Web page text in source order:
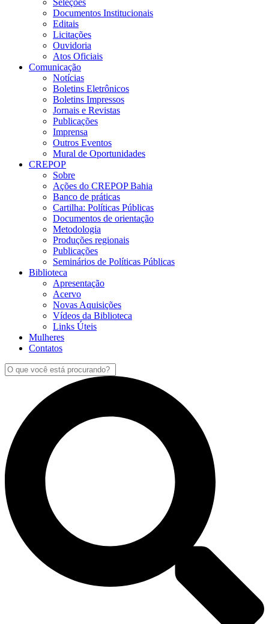
Seleções
Documentos Institucionais
Editais
Licitações
Ouvidoria
Atos Oficiais
Comunicação
Notícias
Boletins Eletrônicos
Boletins Impressos
Jornais e Revistas
Publicações
Imprensa
Outros Eventos
Mural de Oportunidades
CREPOP
Sobre
Ações do CREPOP Bahia
Banco de práticas
Cartilha: Políticas Públicas
Documentos de orientação
Metodologia
Produções regionais
Publicações
Seminários de Políticas Públicas
Biblioteca
Apresentação
Acervo
Novas Aquisições
Vídeos da Biblioteca
Links Úteis
Mulheres
Contatos